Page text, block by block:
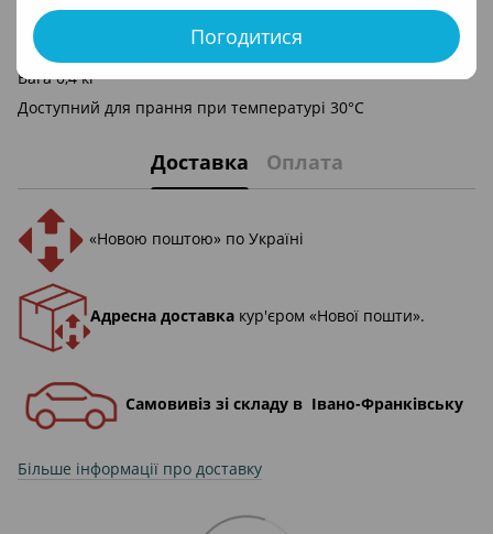
Погодитися
Розміри 90x50x2 см
Розміри в складеному вигляді 23x14 см
Вага 0,4 кг
Доступний для прання при температурі 30°C
Доставка Оплата
«Новою поштою» по Україні
Адресна доставка кур'єром «Нової пошти».
Самовивіз зі складу в Івано-Франківську
Більше інформації про доставку